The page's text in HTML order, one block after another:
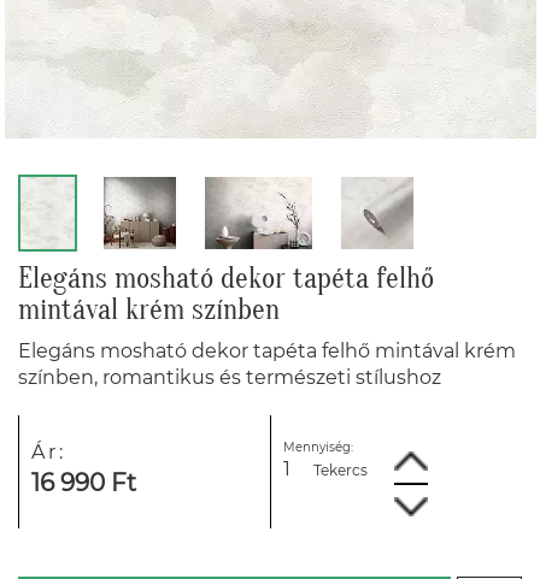
Elegáns mosható dekor tapéta felhő
mintával krém színben
Elegáns mosható dekor tapéta felhő mintával krém
színben, romantikus és természeti stílushoz
Ár:
16 990 Ft
Mennyiség:
Tekercs